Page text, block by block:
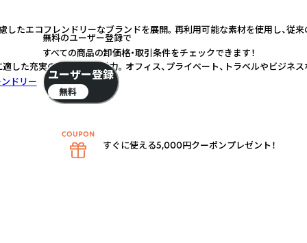
したエコフレンドリーなブランドを展開。 再利用可能な素材を使用し、従
した充実の機能面と収納力。 オフィス、プライベート、トラベルやビジネ
ドリー
無料のユーザー登録で
すべての商品の卸価格・取引条件をチェックできます！
ユーザー登録
無料
すぐに使える5,000円クーポンプレゼント！